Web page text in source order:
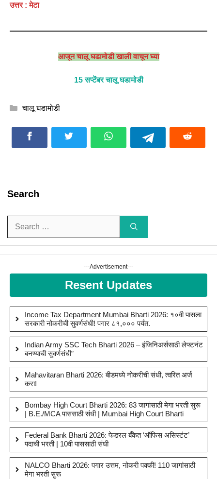
उत्तर : मेटा
आजून चालू घडामोडी खाली वाचून घ्या
15 सप्टेंबर चालू घडामोडी
Categories
चालू घडामोडी
Search
---Advertisement---
Resent Updates
Income Tax Department Mumbai Bharti 2026: १०वी पासला
सरकारी नोकरीची सुवर्णसंधी! पगार ८१,००० पर्यंत.
Indian Army SSC Tech Bharti 2026 – इंजिनिअर्ससाठी लेफ्टनंट
बनण्याची सुवर्णसंधी”
Mahavitaran Bharti 2026: बीडमध्ये नोकरीची संधी, त्वरित अर्ज
करा!
Bombay High Court Bharti 2026: 83 जागांसाठी मेगा भरती सुरू
| B.E./MCA पाससाठी संधी | Mumbai High Court Bharti
Federal Bank Bharti 2026: फेडरल बँकेत ‘ऑफिस असिस्टंट’
पदाची भरती | 10वी पाससाठी संधी
NALCO Bharti 2026: पगार उत्तम, नोकरी पक्की! 110 जागांसाठी
मेगा भरती सुरू